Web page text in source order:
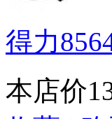
得力
本店价